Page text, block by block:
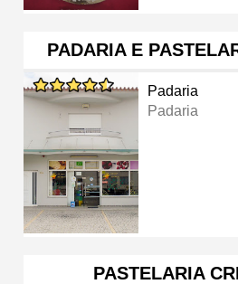
PADARIA E
Padaria
Padaria
PASTELARIA